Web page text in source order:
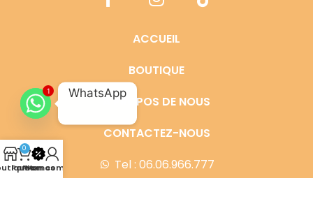
ACCUEIL
BOUTIQUE
À PROPOS DE NOUS
CONTACTEZ-NOUS
Tel : 06.06.966.777
0
Panier
Promos
Mon compte
1 WhatsApp